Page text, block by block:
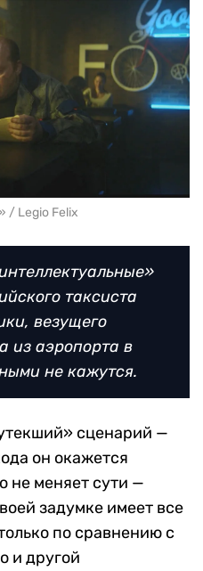
/ Legio Felix
таксиста
везущего
из аэропорта в
не кажутся.
сценарий —
он окажется
не меняет сути —
задумке имеет все
по сравнению с
и другой